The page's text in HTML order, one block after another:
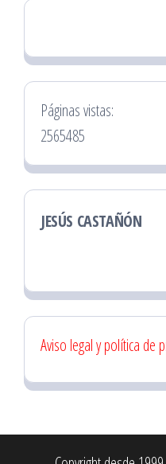
Páginas vistas:
2565485
JESÚS CASTAÑÓN
Aviso legal y política de